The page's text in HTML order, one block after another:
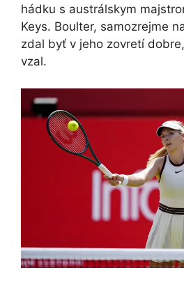
hádku s austrálskym
Keys. Boulter, samozrejme
zdal byť v jeho zovretí
vzal.